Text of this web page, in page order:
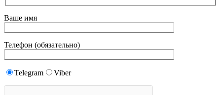
Ваше имя
Телефон (обязательно)
Telegram Viber